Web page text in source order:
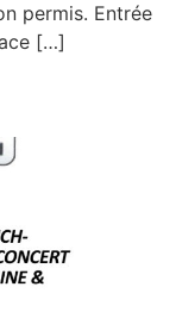
permis. Entrée
[…]